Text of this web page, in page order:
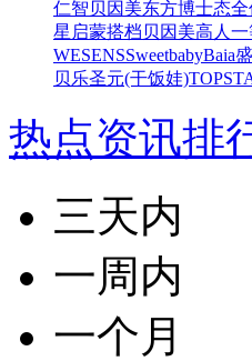
仁智贝因美东方博士态
星 启蒙搭档贝因美高人
WESENSSweetbabyBaia
贝乐圣元(干饭娃)
热点资讯排
三天内
一周内
一个月